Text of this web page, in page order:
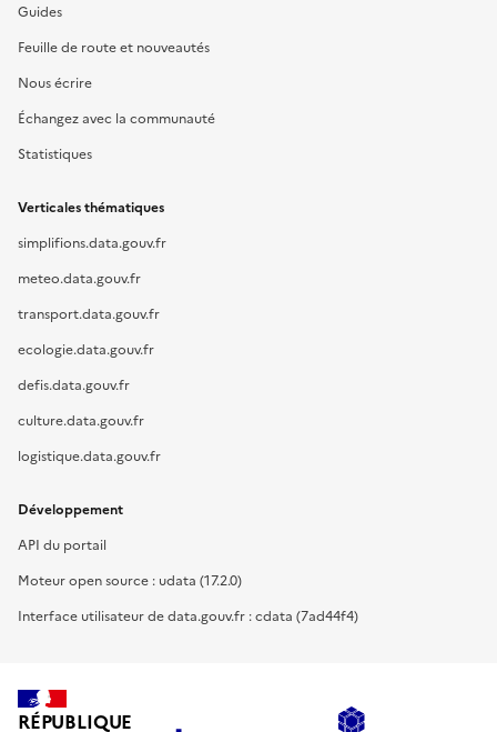
Guides
Feuille de route et nouveautés
Nous écrire
Échangez avec la communauté
Statistiques
Verticales thématiques
simplifions.data.gouv.fr
meteo.data.gouv.fr
transport.data.gouv.fr
ecologie.data.gouv.fr
defis.data.gouv.fr
culture.data.gouv.fr
logistique.data.gouv.fr
Développement
API du portail
Moteur open source : udata (17.2.0)
Interface utilisateur de data.gouv.fr : cdata (7ad44f4)
RÉPUBLIQUE